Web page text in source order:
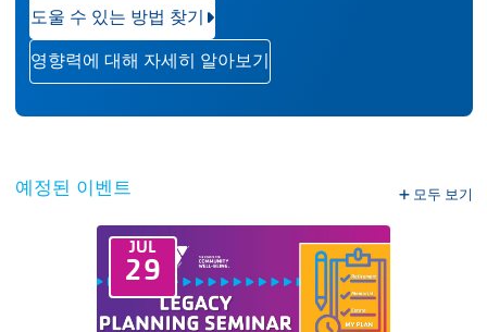
도울 수 있는 방법 찾기
영향력에 대해 자세히 알아보기
예정된 이벤트 모두 보기
JUL
29